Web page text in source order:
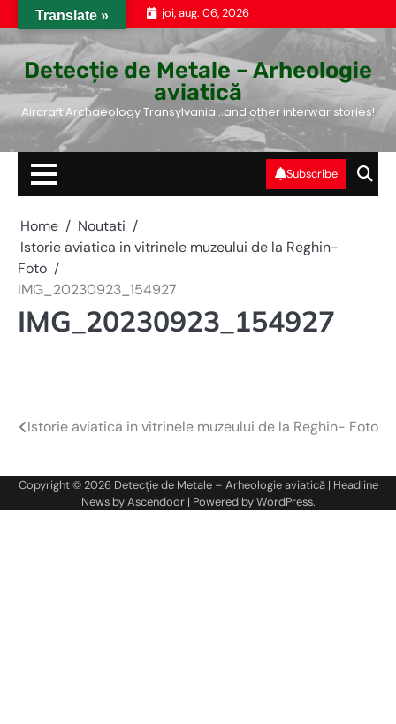
to
joi, aug. 06, 2026
Detecție de Metale – Arheologie
aviatică
Aircraft Archaeology Transylvania…and other interwar stories!
Subscribe
Home
Noutati
Istorie aviatica in vitrinele muzeului de la Reghin-
Foto
IMG_20230923_154927
IMG_20230923_154927
Navigare
articole
Istorie aviatica in vitrinele muzeului de la Reghin- Foto
Copyright © 2026 Detecție de Metale – Arheologie aviatică| Headline
News byAscendoor| Powered byWordPress.
Translate »